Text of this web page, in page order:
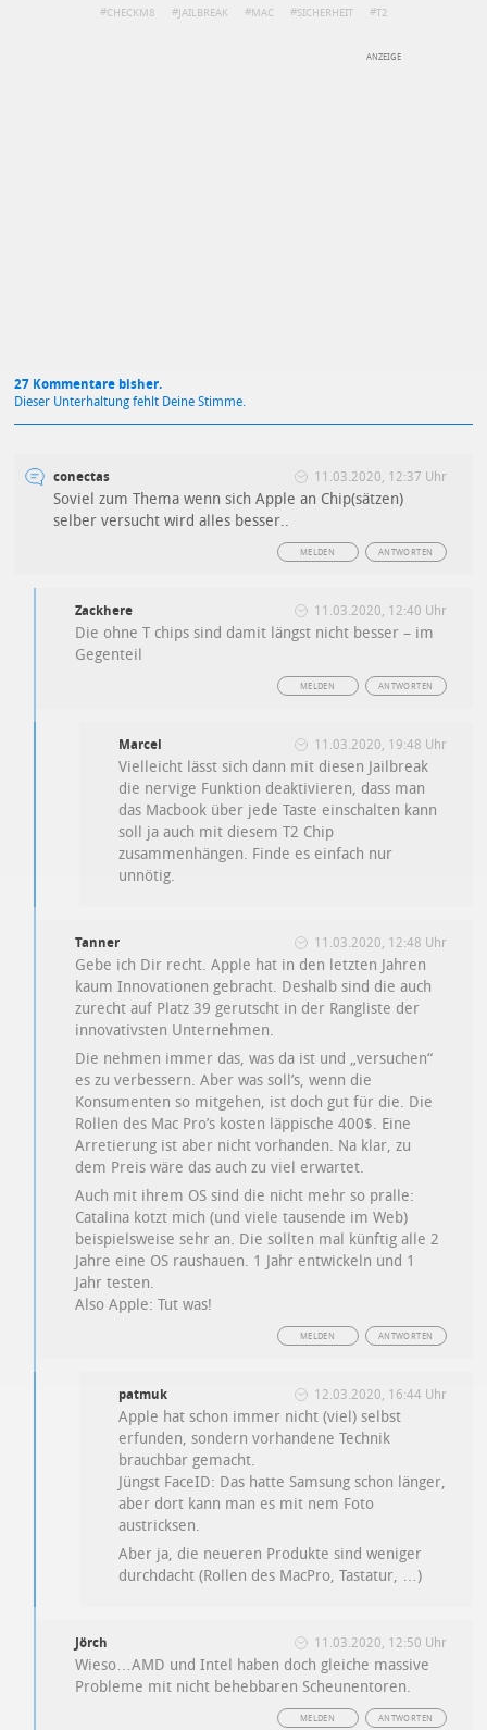
CHECKM8 JAILBREAK MAC SICHERHEIT T2
27 Kommentare bisher.
Dieser Unterhaltung fehlt Deine Stimme.
conectas 11.03.2020, 12:37 Uhr
Soviel zum Thema wenn sich Apple an Chip(sätzen)
selber versucht wird alles besser..
ANTWORTEN
MELDEN
Zackhere 11.03.2020, 12:40 Uhr
Die ohne T chips sind damit längst nicht besser – im
Gegenteil
ANTWORTEN
MELDEN
Marcel 11.03.2020, 19:48 Uhr
Vielleicht lässt sich dann mit diesen Jailbreak
die nervige Funktion deaktivieren, dass man
das Macbook über jede Taste einschalten kann
soll ja auch mit diesem T2 Chip
zusammenhängen. Finde es einfach nur
unnötig.
Tanner 11.03.2020, 12:48 Uhr
Gebe ich Dir recht. Apple hat in den letzten Jahren
kaum Innovationen gebracht. Deshalb sind die auch
zurecht auf Platz 39 gerutscht in der Rangliste der
innovativsten Unternehmen.
Die nehmen immer das, was da ist und „versuchen“
es zu verbessern. Aber was soll’s, wenn die
Konsumenten so mitgehen, ist doch gut für die. Die
Rollen des Mac Pro’s kosten läppische 400$. Eine
Arretierung ist aber nicht vorhanden. Na klar, zu
dem Preis wäre das auch zu viel erwartet.
Auch mit ihrem OS sind die nicht mehr so pralle:
Catalina kotzt mich (und viele tausende im Web)
beispielsweise sehr an. Die sollten mal künftig alle 2
Jahre eine OS raushauen. 1 Jahr entwickeln und 1
Jahr testen.
Also Apple: Tut was!
ANTWORTEN
MELDEN
patmuk 12.03.2020, 16:44 Uhr
Apple hat schon immer nicht (viel) selbst
erfunden, sondern vorhandene Technik
brauchbar gemacht.
Jüngst FaceID: Das hatte Samsung schon länger,
aber dort kann man es mit nem Foto
austricksen.
Aber ja, die neueren Produkte sind weniger
durchdacht (Rollen des MacPro, Tastatur, …)
Jörch 11.03.2020, 12:50 Uhr
Wieso…AMD und Intel haben doch gleiche massive
Probleme mit nicht behebbaren Scheunentoren.
ANTWORTEN
MELDEN